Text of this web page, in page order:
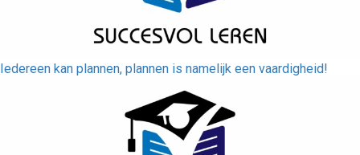
Iedereen kan plannen, plannen is namelijk een vaardigheid!